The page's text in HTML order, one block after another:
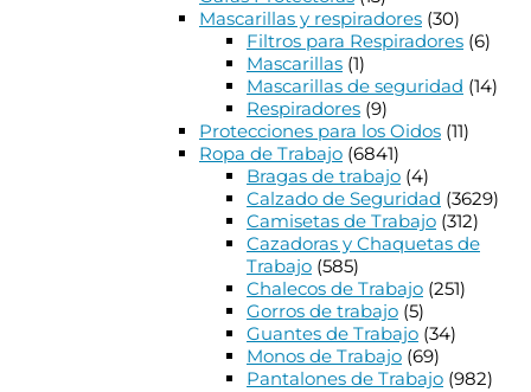
Mascarillas y respiradores (30)
Filtros para Respiradores (6)
Mascarillas (1)
Mascarillas de seguridad (14)
Respiradores (9)
Protecciones para los Oidos (11)
Ropa de Trabajo (6841)
Bragas de trabajo (4)
Calzado de Seguridad (3629)
Camisetas de Trabajo (312)
Cazadoras y Chaquetas de
Trabajo (585)
Chalecos de Trabajo (251)
Gorros de trabajo (5)
Guantes de Trabajo (34)
Monos de Trabajo (69)
Pantalones de Trabajo (982)